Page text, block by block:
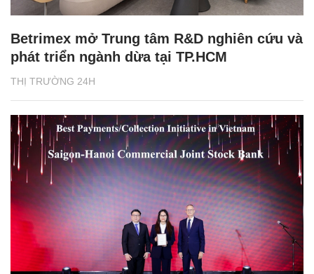
THỊ TRƯỜNG 24H
Betrimex mở Trung tâm R&D nghiên cứu và
phát triển ngành dừa tại TP.HCM